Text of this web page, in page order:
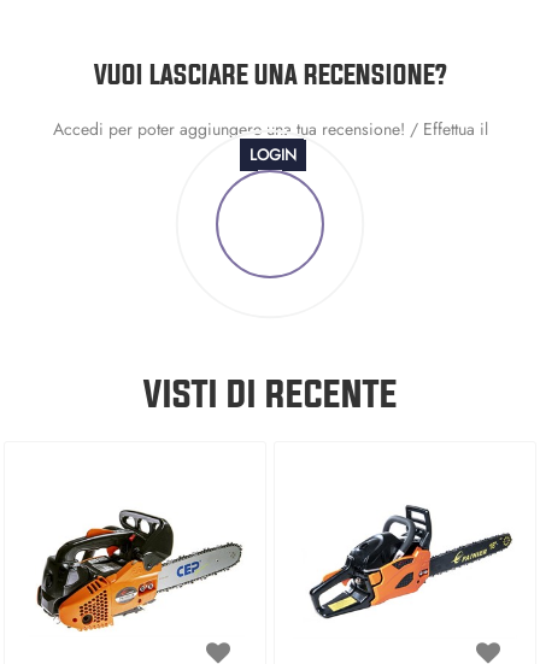
VUOI LASCIARE UNA RECENSIONE?
Accedi per poter aggiungere una tua recensione! / Effettua il
LOGIN
VISTI DI RECENTE